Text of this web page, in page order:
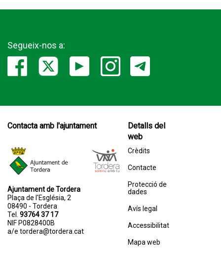
Segueix-nos a:
Contacta amb l'ajuntament
Ajuntament de Tordera
Plaça de l'Església, 2
08490 - Tordera
Tel. 93764 37 17
NIF P0828400B
a/e tordera@tordera.cat
Detalls del
web
Crèdits
Contacte
Protecció de
dades
Avís legal
Accessibilitat
Mapa web